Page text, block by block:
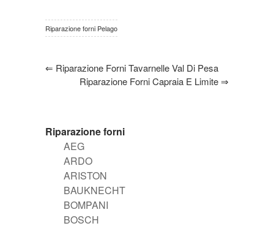
Riparazione forni Pelago
⇐ Riparazione Forni Tavarnelle Val Di Pesa
Riparazione Forni Capraia E Limite⇒
Riparazione forni
AEG
ARDO
ARISTON
BAUKNECHT
BOMPANI
BOSCH